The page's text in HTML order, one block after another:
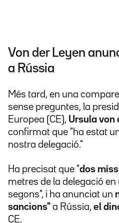
Von der Leyen
a Rússia
Més tard, en una
sense preguntes, la
Europea (CE), Ursula von
confirmat que "ha estat
nostra delegació."
Ha precisat que "dos
metres de la delegació
segons", i ha anunciat un
sancions" a Rússia, el
CE.